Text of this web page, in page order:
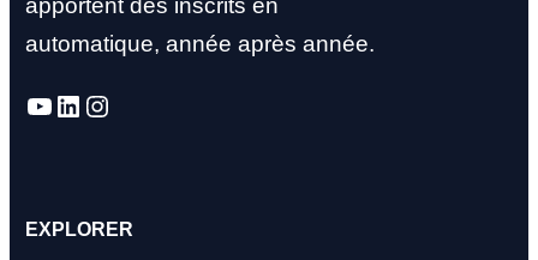
apportent des inscrits en
automatique, année après année.
YouTube
LinkedIn
Instagram
EXPLORER